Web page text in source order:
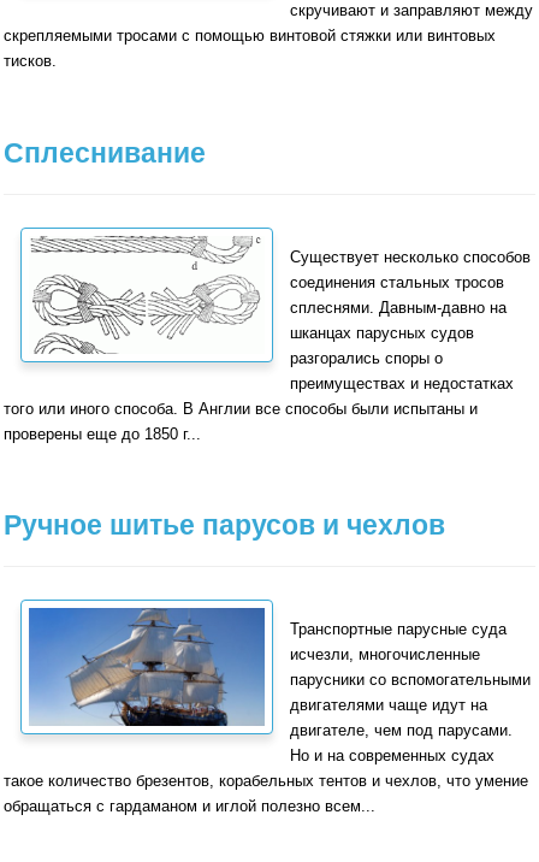
скручивают и заправляют между
скрепляемыми тросами с помо­щью винтовой стяжки или винтовых
тисков.
Сплеснивание
Существует несколько способов
соединения сталь­ных тросов
сплеснями. Давным-давно на
шканцах парусных судов
разгорались споры о
преимуществах и недостатках
того или иного способа. В Англии все способы были испытаны и
проверены еще до 1850 г...
Ручное шитье парусов и чехлов
Транспортные парусные суда
исчезли, многочис­ленные
парусники со вспомогательными
двигателями чаще идут на
двигателе, чем под парусами.
Но и на современных судах
такое количество брезентов, кора­бельных тентов и чехлов, что умение
обращаться с гардаманом и иглой полезно всем...